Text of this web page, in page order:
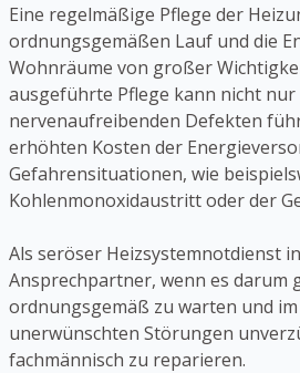
Eine regelmäßige Pflege der
ordnungsgemäßen Lauf und die
Wohnräume von großer
ausgeführte Pflege kann nicht nur
nervenaufreibenden Defekten
erhöhten Kosten der
Gefahrensituationen, wie
Kohlenmonoxidaustritt oder der
Als seröser Heizsystemnotdienst
Ansprechpartner, wenn es darum
ordnungsgemäß zu warten und im
unerwünschten Störungen
fachmännisch zu reparieren.